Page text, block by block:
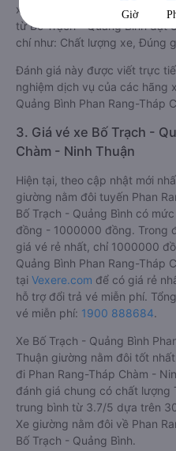
xe Tân Quang Dũng đi Phan
từ Bố Trạch - Quảng Bình đạt
chí như: Chất lượng xe, Đúng
Đánh giá này được viết trực
nghiệm dịch vụ của các hãng
Quảng Bình Phan Rang-Tháp
3. Giá vé xe Bố Trạch -
Chàm - Ninh Thuận
Hiện tại, theo cập nhật mới
giường nằm đôi tuyến Phan
Bố Trạch - Quảng Bình có
đồng - 1000000 đồng. Trong
giá vé rẻ nhất, chỉ 1000000
Quảng Bình Phan Rang-Tháp
tại Vexere.com để có giá rẻ
hỗ trợ đổi trả vé miễn phí.
vé miễn phí: 1900 888684.
Xe Bố Trạch - Quảng Bình
Thuận giường nằm đôi tốt
đi Phan Rang-Tháp Chàm -
đánh giá chung có chất lượng
trung bình từ 3.7/5 dựa trên
Xe giường nằm đôi về Phan
Bố Trạch - Quảng Bình.